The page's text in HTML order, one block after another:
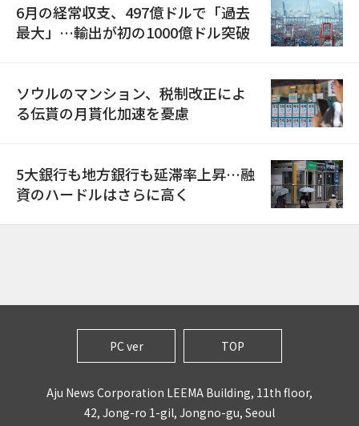
6月の経常収支、497億ドルで「過去
最大」…輸出が初の1000億ドル突破
ソウルのマンション、税制改正によ
る伝貰の月貰化加速を憂慮
5大銀行も地方銀行も延滞率上昇…融
資のハードルはさらに高く
PC ver TOP
Aju News Corporation LEEMA Building, 11th floor,
42, Jong-ro 1-gil, Jongno-gu, Seoul